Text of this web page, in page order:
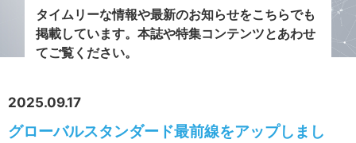
新着情報
掲載月毎記事
タイムリーな情報や最新のお知らせをこちらでも
掲載しています。 本誌や特集コンテンツとあわせ
てご覧ください。
2025.09.17
グローバルスタンダード最前線をアップしまし